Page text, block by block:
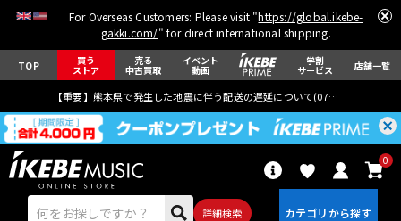
For Overseas Customers: Please visit "https://global.ikebe-
gakki.com/" for direct international shipping.
TOP 買う
ストア
売る
中古買取
イベント
動画
学割
サービス 店舗一覧
【重要】熊本県で発生した地震に伴う配送の遅延について(07月29日
詳細検索
0